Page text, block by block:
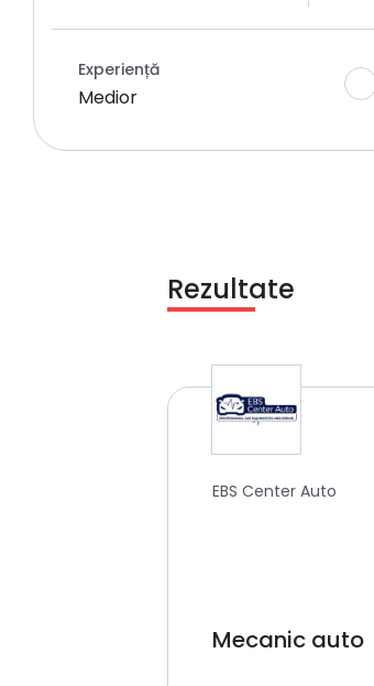
Experiență
Medior
Rezultate
EBS Center Auto
Mecanic auto